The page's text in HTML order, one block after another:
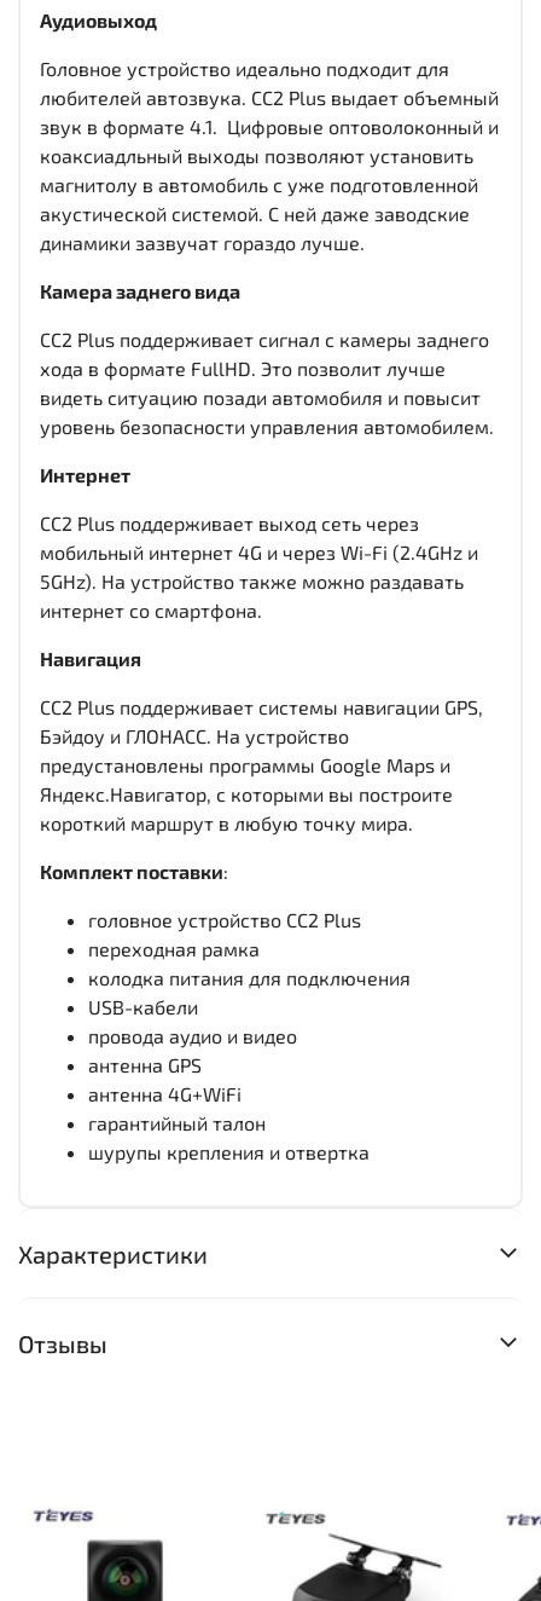
Аудиовыход
Головное устройство идеально подходит для
любителей автозвука. CC2 Plus выдает объемный
звук в формате 4.1. Цифровые оптоволоконный и
коаксиадльный выходы позволяют установить
магнитолу в автомобиль с уже подготовленной
акустической системой. С ней даже заводские
динамики зазвучат гораздо лучше.
Камера заднего вида
CC2 Plus поддерживает сигнал с камеры заднего
хода в формате FullHD. Это позволит лучше
видеть ситуацию позади автомобиля и повысит
уровень безопасности управления автомобилем.
Интернет
CC2 Plus поддерживает выход сеть через
мобильный интернет 4G и через Wi-Fi (2.4GHz и
5GHz). На устройство также можно раздавать
интернет со смартфона.
Навигация
CC2 Plus поддерживает системы навигации GPS,
Бэйдоу и ГЛОНАСС. На устройство
предустановлены программы Google Maps и
Яндекс.Навигатор, с которыми вы построите
короткий маршрут в любую точку мира.
Комплект поставки:
головное устройство CC2 Plus
переходная рамка
колодка питания для подключения
USB-кабели
провода аудио и видео
антенна GPS
антенна 4G+WiFi
гарантийный талон
шурупы крепления и отвертка
Характеристики
Отзывы